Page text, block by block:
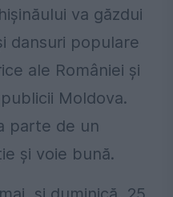
va găzdui
dansuri populare
ale României și
Moldova.
parte de un
și voie bună.